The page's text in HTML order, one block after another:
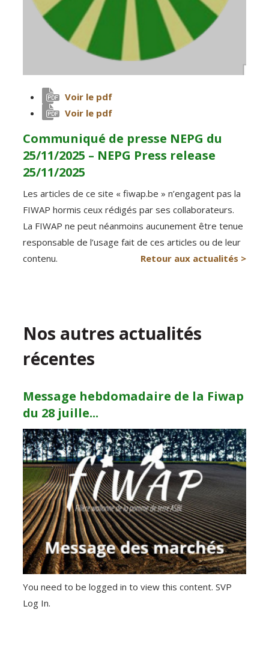
Voir le pdf
Voir le pdf
Communiqué de presse NEPG du
25/11/2025 – NEPG Press release
25/11/2025
Les articles de ce site « fiwap.be » n’engagent pas la
FIWAP hormis ceux rédigés par ses collaborateurs.
La FIWAP ne peut néanmoins aucunement être tenue
responsable de l’usage fait de ces articles ou de leur
contenu.
Retour aux actualités >
Nos autres actualités
récentes
Message hebdomadaire de la Fiwap
du 28 juille...
You need to be logged in to view this content. SVP
Log In.